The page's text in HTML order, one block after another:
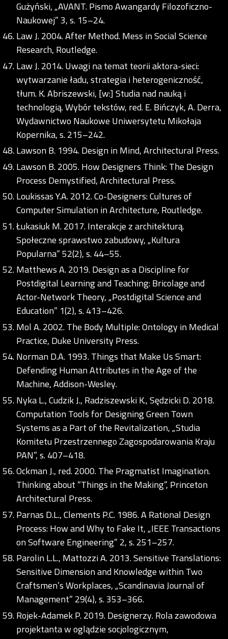
Gużyński, „AVANT. Pismo Awangardy Filozoficzno-
Naukowej” 3, s. 15–24.
Law J. 2004. After Method. Mess in Social Science
Research, Routledge.
Law J. 2014. Uwagi na temat teorii aktora-sieci:
wytwarzanie ładu, strategia i heterogeniczność,
tłum. K. Abriszewski, [w:] Studia nad nauką i
technologią. Wybór tekstów, red. E. Bińczyk, A. Derra,
Wydawnictwo Naukowe Uniwersytetu Mikołaja
Kopernika, s. 215–242.
Lawson B. 1994. Design in Mind, Architectural Press.
Lawson B. 2005. How Designers Think: The Design
Process Demystified, Architectural Press.
Loukissas Y.A. 2012. Co-Designers: Cultures of
Computer Simulation in Architecture, Routledge.
Łukasiuk M. 2017. Interakcje z architekturą.
Społeczne sprawstwo zabudowy, „Kultura
Popularna” 52(2), s. 44–55.
Matthews A. 2019. Design as a Discipline for
Postdigital Learning and Teaching: Bricolage and
Actor-Network Theory, „Postdigital Science and
Education” 1(2), s. 413–426.
Mol A. 2002. The Body Multiple: Ontology in Medical
Practice, Duke University Press.
Norman D.A. 1993. Things that Make Us Smart:
Defending Human Attributes in the Age of the
Machine, Addison-Wesley.
Nyka L., Cudzik J., Radziszewski K., Sędzicki D. 2018.
Computation Tools for Designing Green Town
Systems as a Part of the Revitalization, „Studia
Komitetu Przestrzennego Zagospodarowania Kraju
PAN”, s. 407–418.
Ockman J., red. 2000. The Pragmatist Imagination.
Thinking about “Things in the Making”, Princeton
Architectural Press.
Parnas D.L., Clements P.C. 1986. A Rational Design
Process: How and Why to Fake It, „IEEE Transactions
on Software Engineering” 2, s. 251–257.
Parolin L.L., Mattozzi A. 2013. Sensitive Translations:
Sensitive Dimension and Knowledge within Two
Craftsmen’s Workplaces, „Scandinavia Journal of
Management” 29(4), s. 353–366.
Rojek-Adamek P. 2019. Designerzy. Rola zawodowa
projektanta w oglądzie socjologicznym,